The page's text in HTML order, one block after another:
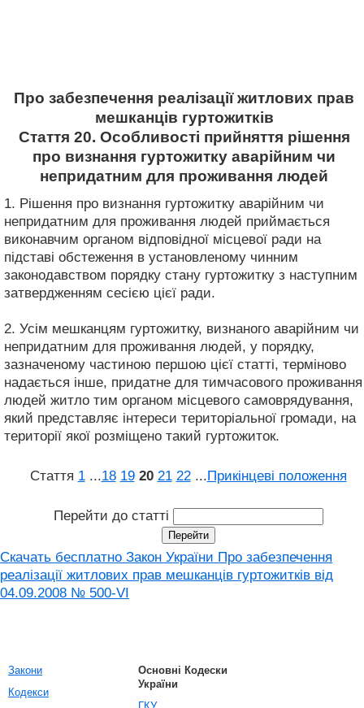
Про забезпечення реалізації житлових прав
мешканців гуртожитків
Стаття 20. Особливості прийняття рішення
про визнання гуртожитку аварійним чи
непридатним для проживання людей
1. Рішення про визнання гуртожитку аварійним чи
непридатним для проживання людей приймається
виконавчим органом відповідної місцевої ради на
підставі обстеження в установленому чинним
законодавством порядку стану гуртожитку з наступним
затвердженням сесією цієї ради.
2. Усім мешканцям гуртожитку, визнаного аварійним чи
непридатним для проживання людей, у порядку,
зазначеному частиною першою цієї статті, терміново
надається інше, придатне для тимчасового проживання
людей житло тим органом місцевого самоврядування,
який представляє інтереси територіальної громади, на
території якої розміщено такий гуртожиток.
Стаття 1 ...18 19 20 21 22 ...Прикінцеві положення
Перейти до статті
Скачать бесплатно Закон України Про забезпечення
реалізації житлових прав мешканців гуртожитків від
04.09.2008 № 500-VI
Закони
Кодекси
Основні Кодески
України